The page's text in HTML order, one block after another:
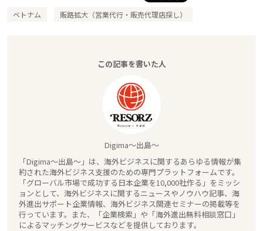
ベトナム 販路拡大（営業代行・販売代理店探し）
この記事を書いた人
Digima～出島～
「Digima～出島～」は、海外ビジネスに関するあらゆる情報が集
約された海外ビジネス支援のための専門プラットフォームです。
「グローバル市場で成功する日本企業を10,000社作る」をミッシ
ョンとして、海外ビジネスに関するニュースやノウハウ記事、海
外進出サポート企業情報、海外ビジネス関連セミナーの掲載等を
行っています。また、「企業検索」や「海外進出無料相談窓口」
によるマッチングサービスなどを提供しております。